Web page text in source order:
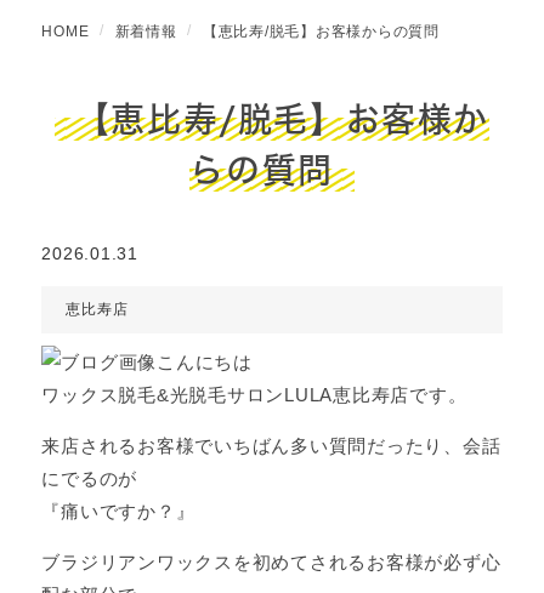
HOME 新着情報 【恵比寿/脱毛】お客様からの質問
【恵比寿/脱毛】お客様か
らの質問
2026.01.31
恵比寿店
こんにちは
ワックス脱毛&光脱毛サロンLULA恵比寿店です。
来店されるお客様でいちばん多い質問だったり、会話
にでるのが
『痛いですか？』
ブラジリアンワックスを初めてされるお客様が必ず心